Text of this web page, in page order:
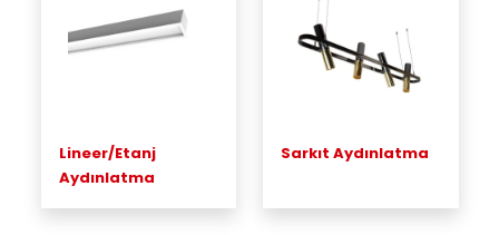
Lineer/Etanj
Aydınlatma
Sarkıt Aydınlatma